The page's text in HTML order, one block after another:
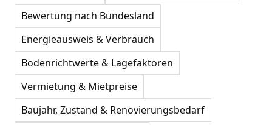
Bewertung nach Bundesland
Energieausweis & Verbrauch
Bodenrichtwerte & Lagefaktoren
Vermietung & Mietpreise
Baujahr, Zustand & Renovierungsbedarf